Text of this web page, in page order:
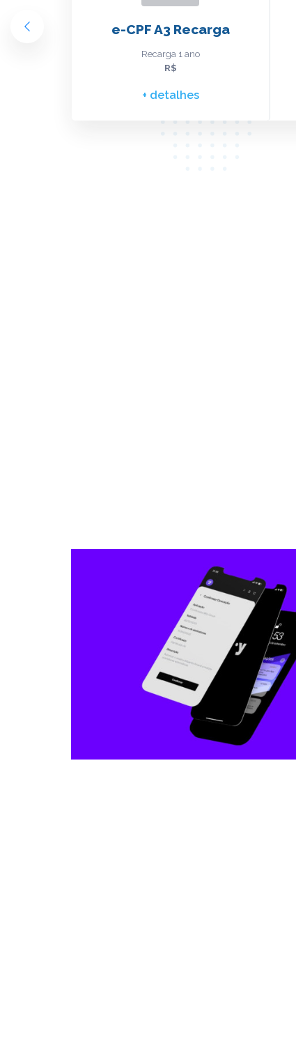
CAU) e-CPF A3 Recarga
Recarga 1 ano
R$
+ detalhes